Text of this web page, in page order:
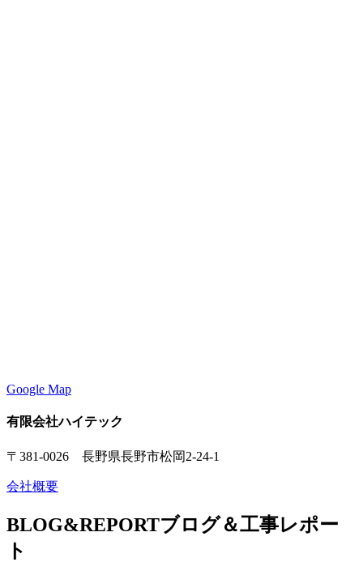
Google Map
有限会社ハイテック
〒381-0026 長野県長野市松岡2-24-1
会社概要
BLOG&REPORTブログ＆工事レポー
ト